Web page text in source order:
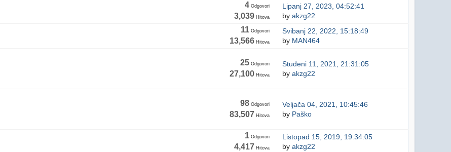
4Odgovori
3,039Hitova
Lipanj 27, 2023, 04:52:41
by akzg22
11Odgovori
13,566Hitova
Svibanj 22, 2022, 15:18:49
by MAN464
25Odgovori
27,100Hitova
Studeni 11, 2021, 21:31:05
by akzg22
98Odgovori
83,507 Hitova
Veljača 04, 2021, 10:45:46
by Paško
1Odgovori
4,417 Hitova
Listopad 15, 2019, 19:34:05
by akzg22